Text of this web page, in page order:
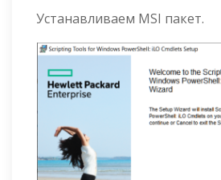
Устанавливаем MSI пакет.